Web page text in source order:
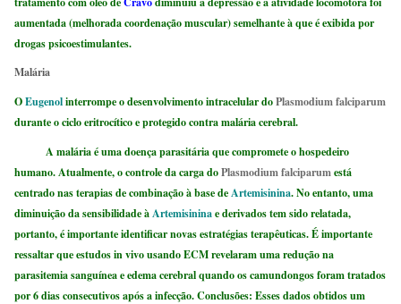
aumentada (melhorada coordenação muscular) semelhante à que é exibida por
drogas psicoestimulantes.
Malária
OEugenolinterrompe o desenvolvimento intracelular doPlasmodium falciparum
durante o ciclo eritrocítico e protegido contra malária cerebral.
A malária é uma doença parasitária que compromete o hospedeiro
humano. Atualmente, o controle da carga doPlasmodium falciparumestá
centrado nas terapias de combinação à base deArtemisinina. No entanto, uma
diminuição da sensibilidade àArtemisininae derivados tem sido relatada,
portanto, é importante identificar novas estratégias terapêuticas. É importante
ressaltar que estudos in vivo usando ECM revelaram uma redução na
parasitemia sanguínea e edema cerebral quando os camundongos foram tratados
por 6 dias consecutivos após a infecção. Conclusões: Esses dados obtidos um